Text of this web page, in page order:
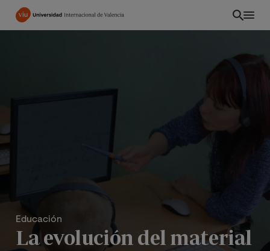
Pasar
CO
Educación
La evolución del material